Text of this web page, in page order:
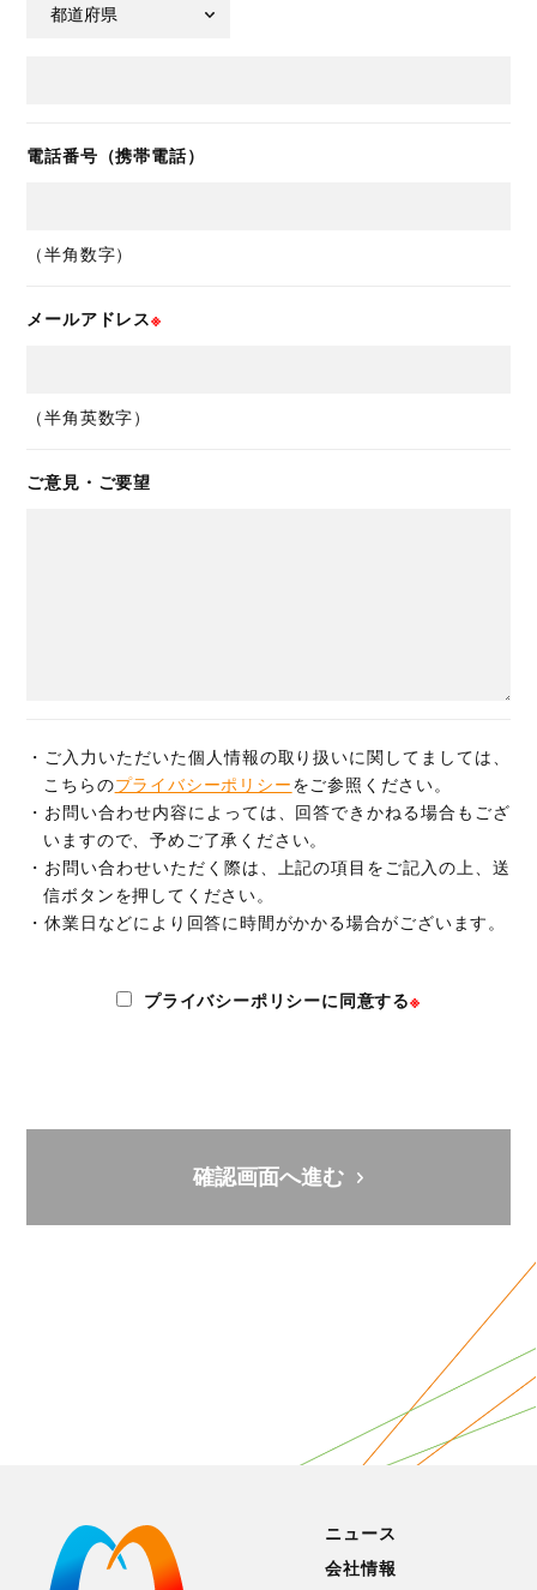
電話番号（携帯電話）
（半角数字）
メールアドレス
（半角英数字）
ご意見・ご要望
・ご入力いただいた個人情報の取り扱いに関してましては、
こちらのプライバシーポリシーをご参照ください。
・お問い合わせ内容によっては、回答できかねる場合もござ
いますので、予めご了承ください。
・お問い合わせいただく際は、上記の項目をご記入の上、送
信ボタンを押してください。
・休業日などにより回答に時間がかかる場合がございます。
プライバシーポリシーに同意する
ニュース
会社情報